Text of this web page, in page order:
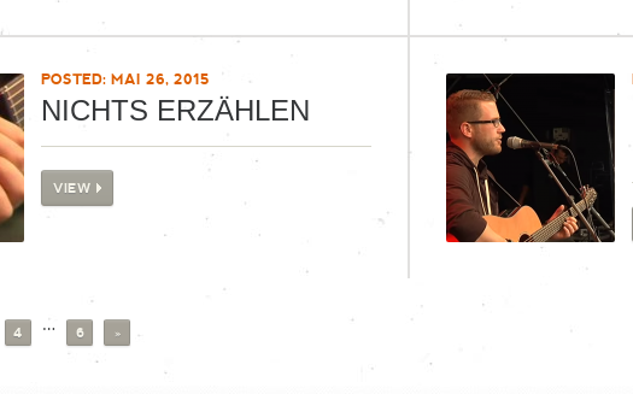
POSTED: MAI 26, 2015
NICHTS ERZÄHLEN
VIEW
4 … 6 »